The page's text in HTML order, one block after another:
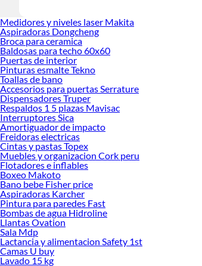
Medidores y niveles laser Makita
Aspiradoras Dongcheng
Broca para ceramica
Baldosas para techo 60x60
Puertas de interior
Pinturas esmalte Tekno
Toallas de bano
Accesorios para puertas Serrature
Dispensadores Truper
Respaldos 1 5 plazas Mavisac
Interruptores Sica
Amortiguador de impacto
Freidoras electricas
Cintas y pastas Topex
Muebles y organizacion Cork peru
Flotadores e inflables
Boxeo Makoto
Bano bebe Fisher price
Aspiradoras Karcher
Pintura para paredes Fast
Bombas de agua Hidroline
Llantas Ovation
Sala Mdp
Lactancia y alimentacion Safety 1st
Camas U buy
Lavado 15 kg